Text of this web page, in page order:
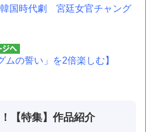
国時代劇 宮廷女官チャング
ムの誓い」を2倍楽しむ】
【特集】作品紹介